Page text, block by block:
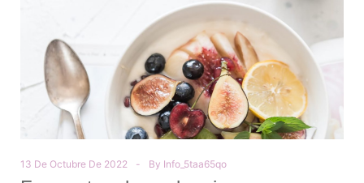
13 De Octubre De 2022 By Info_5taa65qo